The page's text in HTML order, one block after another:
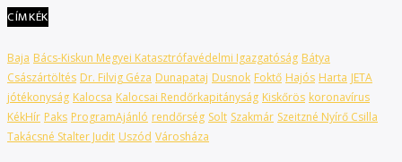
CÍMKÉK
Baja Bács-Kiskun Megyei Katasztrófavédelmi Igazgatóság Bátya
Császártöltés Dr. Filvig Géza Dunapataj Dusnok Foktő Hajós Harta JETA
jótékonyság Kalocsa Kalocsai Rendőrkapitányság Kiskőrös koronavírus
KékHír Paks ProgramAjánló rendőrség Solt Szakmár Szeitzné Nyírő Csilla
Takácsné Stalter Judit Uszód Városháza